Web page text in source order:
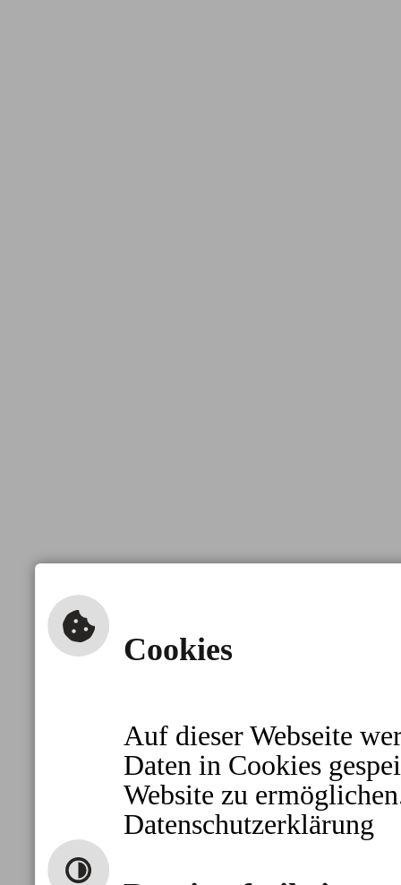
Cookies
Auf dieser Webseite
Daten in Cookies
Website zu
Datenschutzerklärung